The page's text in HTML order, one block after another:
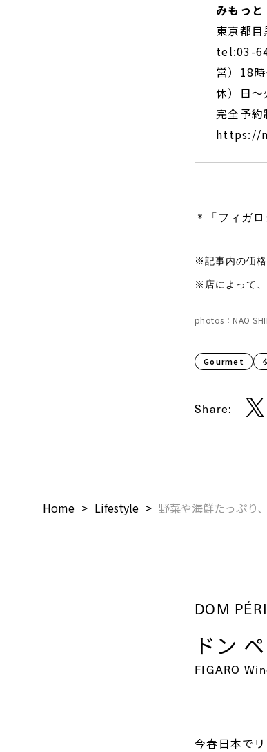
みもっ
東京都
tel:03-
営）18
休）日～
完全予約
https://
＊「フィガ
※記事内の価
※店によって、
photos：NAO
Gourmet
Share:
Home Lifestyle 野菜や海鮮たっぷり
DOM
ドン
FIGARO
今春日本で